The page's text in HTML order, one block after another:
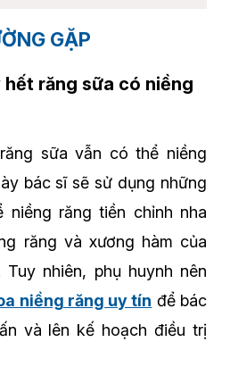
GẶP
hết răng sữa có niềng
sữa vẫn có thể niềng
bác sĩ sẽ sử dụng những
niềng răng tiền chỉnh nha
răng và xương hàm của
nhiên, phụ huynh nên
niềng răng uy tín để bác
và lên kế hoạch điều trị